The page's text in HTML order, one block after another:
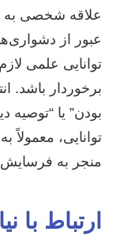
علاقه شخصی به
عبور از
توانایی علمی
برخوردار باشد.
بودن” یا “توصیه
توانایی،
منجر به فرسایش
ارتباط با